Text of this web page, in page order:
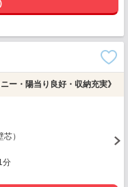
ー・陽当り良好・収納充実》
）
分